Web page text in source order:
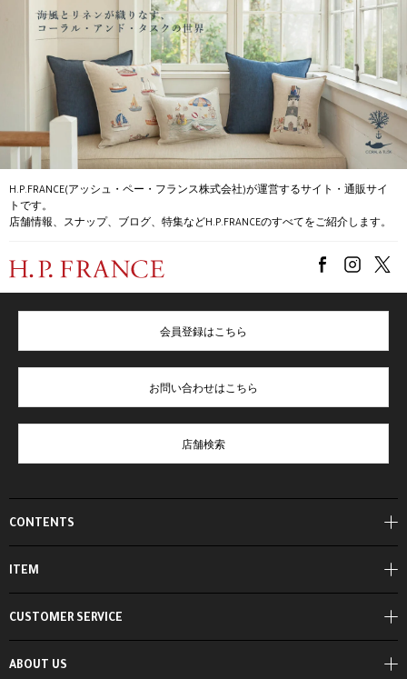
H.P.FRANCE(アッシュ・ペー・フランス株式会社)が運営するサイト・通販サイ
トです。
店舗情報、スナップ、ブログ、特集などH.P.FRANCEのすべてをご紹介します。
CONTENTS
ITEM
ABOUT US
会員登録はこちら
お問い合わせはこちら
店舗検索
CUSTOMER SERVICE